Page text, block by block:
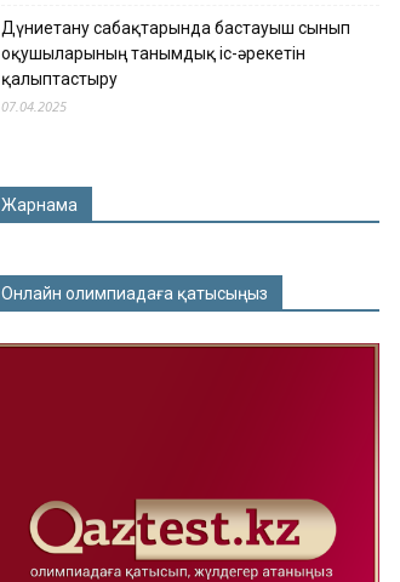
Дүниетану сабақтарында бастауыш сынып
оқушыларының танымдық іс-әрекетін
қалыптастыру
07.04.2025
Жарнама
Онлайн олимпиадаға қатысыңыз